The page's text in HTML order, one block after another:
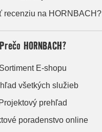
recenziu na HORNBACH?
Prečo HORNBACH?
Sortiment E-shopu
všetkých služieb
Projektový prehľad
poradenstvo online